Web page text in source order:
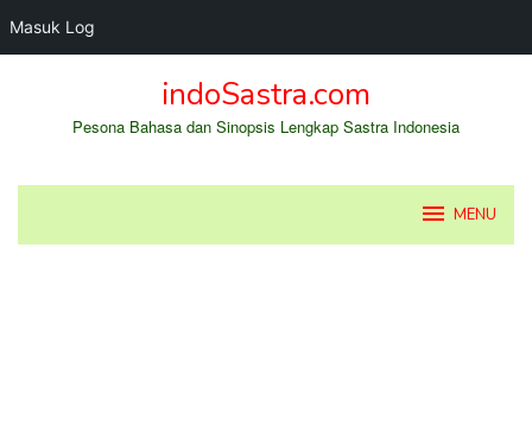
Masuk Log
indoSastra.com
Pesona Bahasa dan Sinopsis Lengkap Sastra Indonesia
MENU